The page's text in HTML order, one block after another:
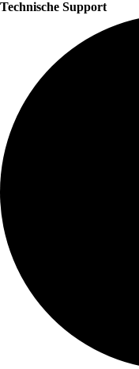
Technische Support